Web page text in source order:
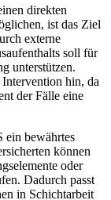
direkten
ist das Ziel
externe
soll für
unterstützen.
hin, da
der Fälle eine
bewährtes
können
oder
Dadurch passt
in Schichtarbeit